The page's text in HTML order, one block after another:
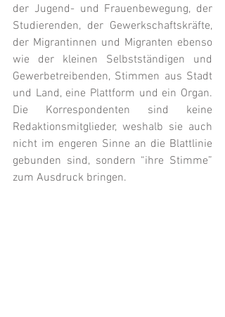
der Jugend- und Frauenbewegung, der
Studierenden, der Gewerkschaftskräfte,
der Migrantinnen und Migranten ebenso
wie der kleinen Selbstständigen und
Gewerbetreibenden, Stimmen aus Stadt
und Land, eine Plattform und ein Organ.
Die Korrespondenten sind keine
Redaktionsmitglieder, weshalb sie auch
nicht im engeren Sinne an die Blattlinie
gebunden sind, sondern “ihre Stimme”
zum Ausdruck bringen.